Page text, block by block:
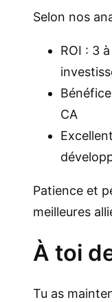
Selon nos
ROI : 3
CA
Patience et
meilleures
À toi
Tu as